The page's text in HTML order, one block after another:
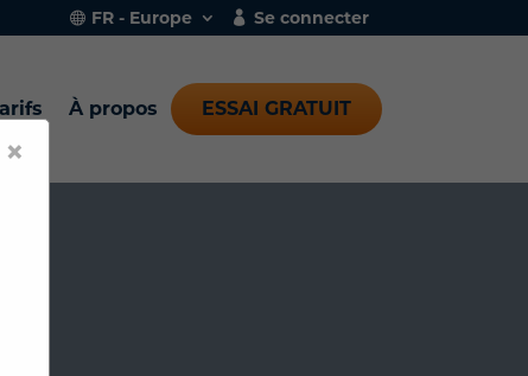
×
FR - Europe Se connecter
À propos ESSAI GRATUIT